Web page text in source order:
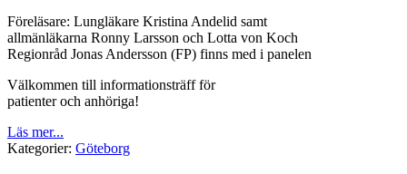
Föreläsare: Lungläkare Kristina Andelid samt
allmänläkarna Ronny Larsson och Lotta von Koch
Regionråd Jonas Andersson (FP) finns med i panelen
Välkommen till informationsträff för
patienter och anhöriga!
Läs mer...
Kategorier: Göteborg